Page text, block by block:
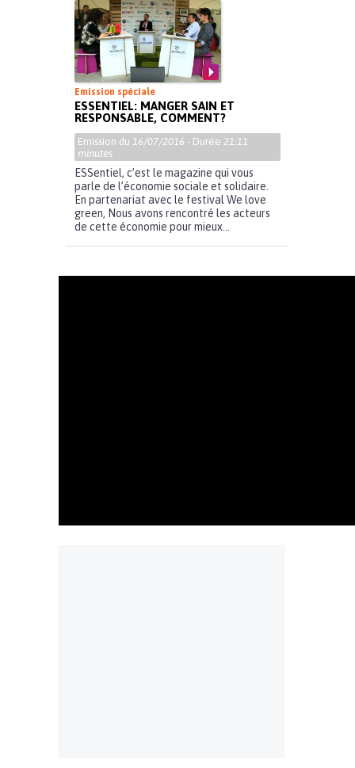
Emission spéciale
ESSENTIEL: MANGER SAIN ET
RESPONSABLE, COMMENT?
Emission du 16/07/2016 - Durée 21:11
minutes
ESSentiel, c’est le magazine qui vous
parle de l’économie sociale et solidaire.
En partenariat avec le festival We love
green, Nous avons rencontré les acteurs
de cette économie pour mieux...